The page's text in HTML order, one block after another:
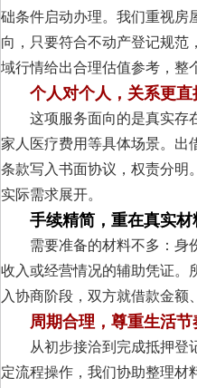
础条件启动办理。我们重视房
向，只要符合不动产登记规范
域行情给出合理估值参考，整
个人对个人，关系更直
这项服务面向的是真实存
家人医疗费用等具体场景。出
条款写入书面协议，权责分明
实际需求展开。
手续精简，重在真实材
需要准备的材料不多：身
收入或经营情况的辅助凭证。
入协商阶段，双方就借款金额
周期合理，尊重生活节
从初步接洽到完成抵押登
定流程操作，我们协助整理材